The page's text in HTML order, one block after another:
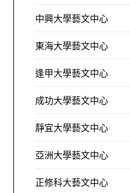
中興大學藝文中心
東海大學藝文中心
逢甲大學藝文中心
成功大學藝文中心
靜宜大學藝文中心
亞洲大學藝文中心
正修科大藝文中心